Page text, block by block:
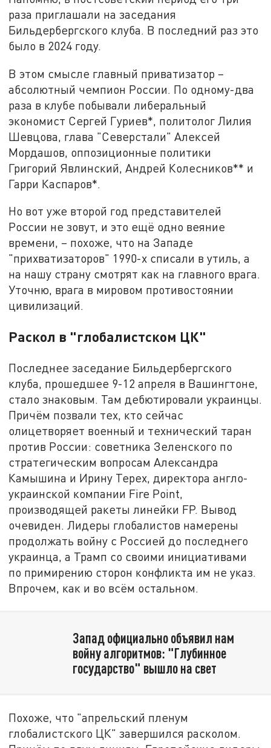
раза приглашали на заседания
Бильдербергского клуба. В последний раз это
было в 2024 году.
В этом смысле главный приватизатор –
абсолютный чемпион России. По одному-два
раза в клубе побывали либеральный
экономист Сергей Гуриев*, политолог Лилия
Шевцова, глава "Северстали" Алексей
Мордашов, оппозиционные политики
Григорий Явлинский, Андрей Колесников** и
Гарри Каспаров*.
Но вот уже второй год представителей
России не зовут, и это ещё одно веяние
времени, – похоже, что на Западе
"прихватизаторов" 1990-х списали в утиль, а
на нашу страну смотрят как на главного врага.
Уточню, врага в мировом противостоянии
цивилизаций.
Раскол в "глобалистском ЦК"
Последнее заседание Бильдербергского
клуба, прошедшее 9-12 апреля в Вашингтоне,
стало знаковым. Там дебютировали украинцы.
Причём позвали тех, кто сейчас
олицетворяет военный и технический таран
против России: советника Зеленского по
стратегическим вопросам Александра
Камышина и Ирину Терех, директора англо-
украинской компании Fire Point,
производящей ракеты линейки FP. Вывод
очевиден. Лидеры глобалистов намерены
продолжать войну с Россией до последнего
украинца, а Трамп со своими инициативами
по примирению сторон конфликта им не указ.
Впрочем, как и во всём остальном.
Запад официально объявил нам
войну алгоритмов: "Глубинное
государство" вышло на свет
Похоже, что "апрельский пленум
глобалистского ЦК" завершился расколом.